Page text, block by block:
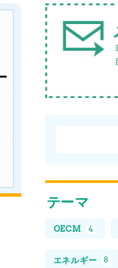
テーマ
OECM 4
エネルギー 8